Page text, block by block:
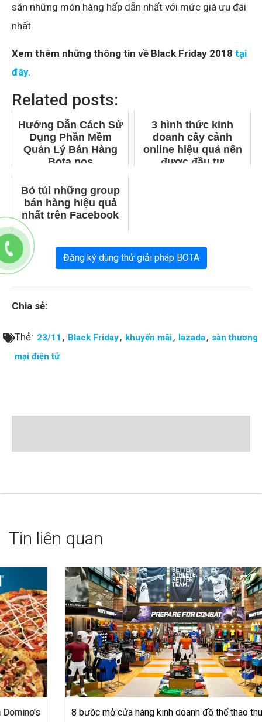
săn những món hàng hấp dẫn nhất với mức giá ưu đãi
nhất.
Xem thêm những thông tin về Black Friday 2018 tại
đây.
Related posts:
Hướng Dẫn Cách Sử
Dụng Phần Mềm
Quản Lý Bán Hàng
Bota pos
3 hình thức kinh
doanh cây cảnh
online hiệu quả nên
được đầu tư
Bỏ tủi những group
bán hàng hiệu quả
nhất trên Facebook
Đăng ký dùng thử giải pháp BOTA
Chia sẻ:
Thẻ: 23/11 , Black Friday, khuyến mãi, lazada, sàn thương
mại điện tử
Tin liên quan
8 bước mở cửa hàng kinh doanh đồ thể thao thu về lợi